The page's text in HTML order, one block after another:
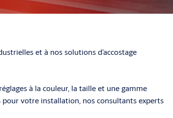
et à nos solutions d’accostage
à la couleur, la taille et une gamme
pour votre installation, nos consultants experts